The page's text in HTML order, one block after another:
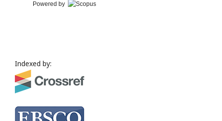
Powered by
Indexed by: